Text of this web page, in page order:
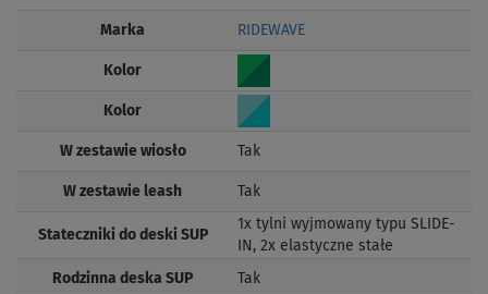
Marka RIDEWAVE
Kolor
Kolor
W zestawie wiosło Tak
W zestawie leash Tak
Stateczniki do deski SUP
1x tylni wyjmowany typu SLIDE-
IN, 2x elastyczne stałe
Rodzinna deska SUP Tak